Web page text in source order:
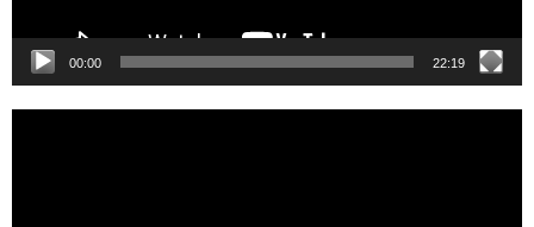
00:00 22:19